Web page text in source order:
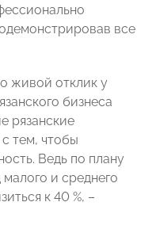
все
живой отклик у
бизнеса
рязанские
тем, чтобы
Ведь по плану
малого и среднего
к 40 %, –